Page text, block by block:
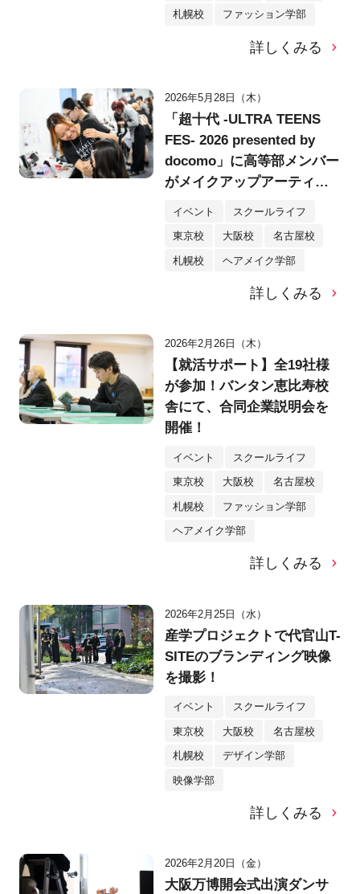
札幌校 ファッション学部
詳しくみる
2026年5月28日（木）
「超⼗代 -ULTRA TEENS
FES- 2026 presented by
docomo」に高等部メンバー
がメイクアップアーティス
当！
イベント スクールライフ
東京校 大阪校 名古屋校
札幌校 ヘアメイク学部
詳しくみる
2026年2月26日（木）
【就活サポート】全19社様
が参加！バンタン恵比寿校
舎にて、合同企業説明会を
開催！
イベント スクールライフ
東京校 大阪校 名古屋校
札幌校 ファッション学部
ヘアメイク学部
詳しくみる
2026年2月25日（水）
産学プロジェクトで代官山T-
SITEのブランディング映像
を撮影！
イベント スクールライフ
東京校 大阪校 名古屋校
札幌校 デザイン学部
映像学部
詳しくみる
2026年2月20日（金）
大阪万博開会式出演ダンサ